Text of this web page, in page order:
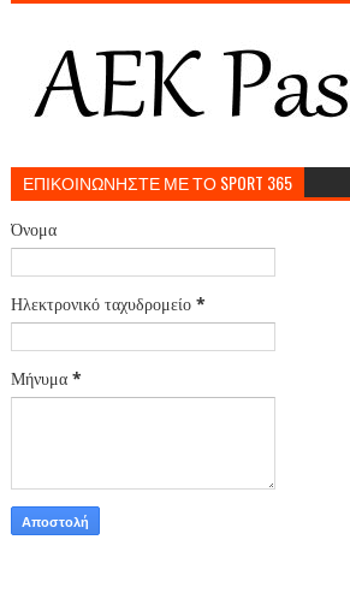
ΕΠΙΚΟΙΝΩΝΗΣΤΕ ΜΕ ΤΟ SPORT 365
Όνομα
Ηλεκτρονικό ταχυδρομείο *
Μήνυμα *